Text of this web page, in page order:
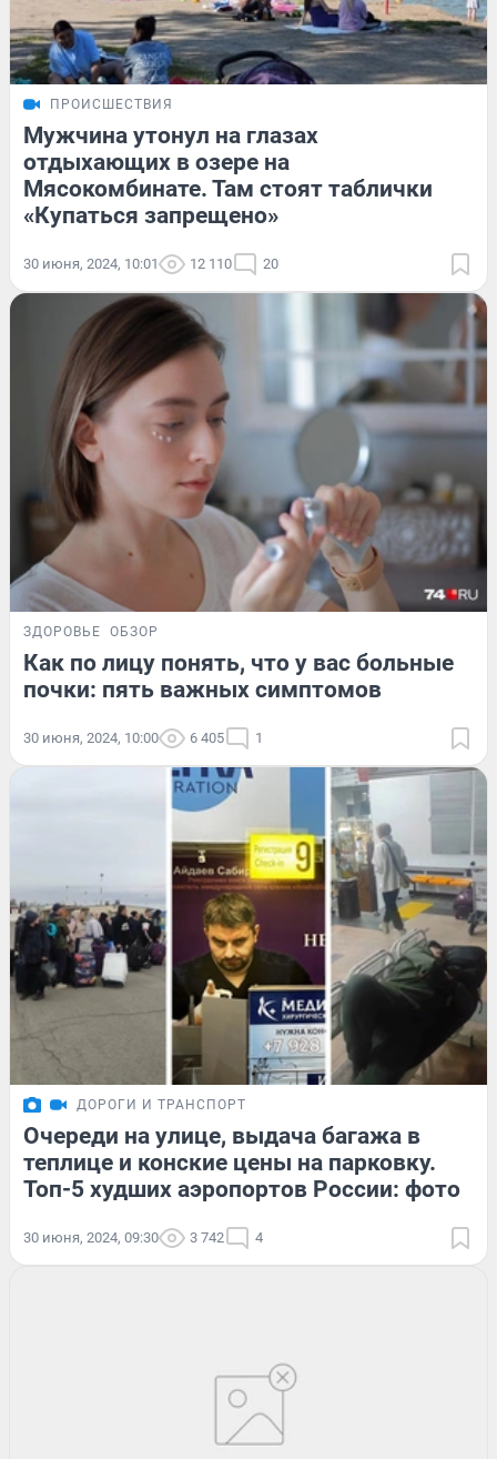
ПРОИСШЕСТВИЯ
Мужчина утонул на глазах
отдыхающих в озере на
Мясокомбинате. Там стоят таблички
«Купаться запрещено»
30 июня, 2024, 10:01 12 110 20
ЗДОРОВЬЕ ОБЗОР
Как по лицу понять, что у вас больные
почки: пять важных симптомов
30 июня, 2024, 10:00 6 405 1
ДОРОГИ И ТРАНСПОРТ
Очереди на улице, выдача багажа в
теплице и конские цены на парковку.
Топ-5 худших аэропортов России: фото
30 июня, 2024, 09:30 3 742 4